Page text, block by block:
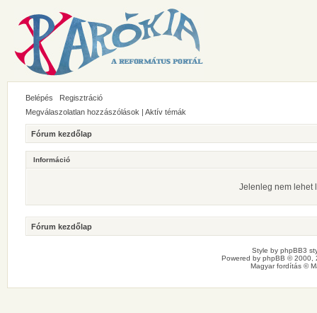
Belépés
Regisztráció
Megválaszolatlan hozzászólások | Aktív témák
Fórum kezdőlap
Információ
Jelenleg nem lehet
Fórum kezdőlap
Style by phpBB3
Powered by phpBB © 2000,
Magyar fordítás ©